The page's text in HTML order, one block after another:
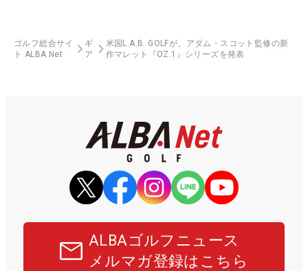
ゴルフ総合サイ
ト ALBA Net
ギ
ア
米国L.A.B. GOLFが、アダム・スコット監修の新
作マレット『OZ.1』シリーズを発表
ALBAゴルフニュース
メルマガ登録はこちら